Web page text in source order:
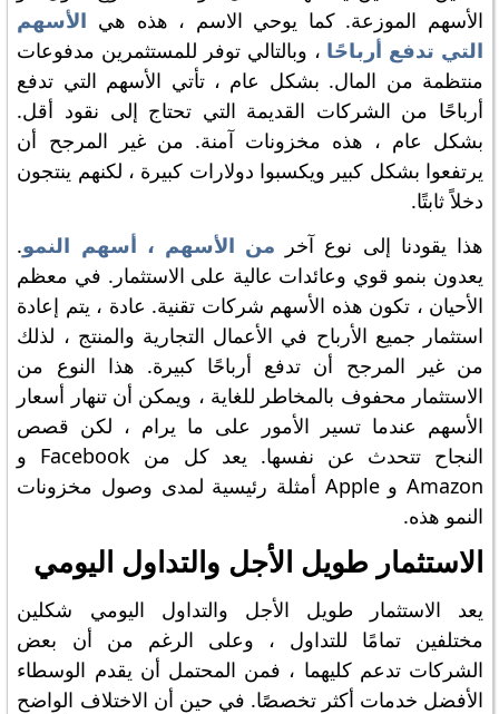
الأسهم الموزعة. كما يوحي الاسم ، هذه هي الأسهم
التي تدفع أرباحًا ، وبالتالي توفر للمستثمرين مدفوعات
منتظمة من المال. بشكل عام ، تأتي الأسهم التي تدفع
أرباحًا من الشركات القديمة التي تحتاج إلى نقود أقل.
بشكل عام ، هذه مخزونات آمنة. من غير المرجح أن
يرتفعوا بشكل كبير ويكسبوا دولارات كبيرة ، لكنهم ينتجون
دخلاً ثابتًا.
هذا يقودنا إلى نوع آخر من الأسهم ، أسهم النمو.
يعدون بنمو قوي وعائدات عالية على الاستثمار. في معظم
الأحيان ، تكون هذه الأسهم شركات تقنية. عادة ، يتم إعادة
استثمار جميع الأرباح في الأعمال التجارية والمنتج ، لذلك
من غير المرجح أن تدفع أرباحًا كبيرة. هذا النوع من
الاستثمار محفوف بالمخاطر للغاية ، ويمكن أن تنهار أسعار
الأسهم عندما تسير الأمور على ما يرام ، لكن قصص
النجاح تتحدث عن نفسها. يعد كل من Facebook و
Amazon و Apple أمثلة رئيسية لمدى وصول مخزونات
النمو هذه.
الاستثمار طويل الأجل والتداول اليومي
يعد الاستثمار طويل الأجل والتداول اليومي شكلين
مختلفين تمامًا للتداول ، وعلى الرغم من أن بعض
الشركات تدعم كليهما ، فمن المحتمل أن يقدم الوسطاء
الأفضل خدمات أكثر تخصصًا. في حين أن الاختلاف الواضح